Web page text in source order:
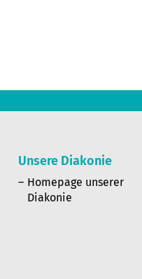
Unsere Diakonie
Homepage unserer
Diakonie